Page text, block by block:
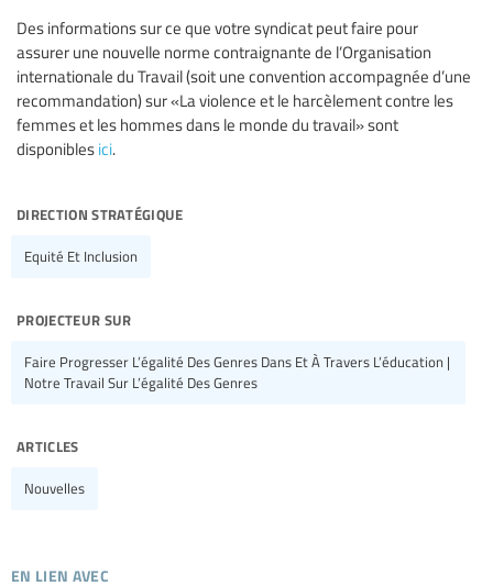
Des informations sur ce que votre syndicat peut faire pour
assurer une nouvelle norme contraignante de l’Organisation
internationale du Travail (soit une convention accompagnée d’une
recommandation) sur «La violence et le harcèlement contre les
femmes et les hommes dans le monde du travail» sont
disponibles ici.
direction stratégique
Equité Et Inclusion
projecteur sur
Faire Progresser L’égalité Des Genres Dans Et À Travers L’éducation |
Notre Travail Sur L’égalité Des Genres
articles
Nouvelles
en lien avec